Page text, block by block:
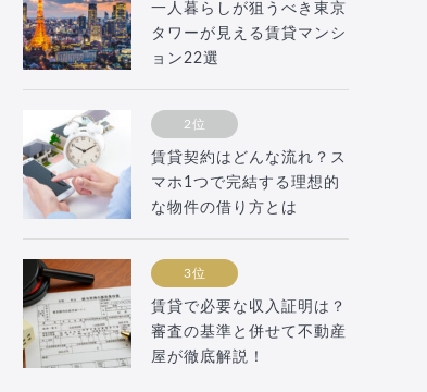
一人暮らしが狙うべき東京
タワーが見える賃貸マンシ
ョン22選
2位
賃貸契約はどんな流れ？ス
マホ1つで完結する理想的
な物件の借り方とは
3位
賃貸で必要な収入証明は？
審査の基準と併せて不動産
屋が徹底解説！